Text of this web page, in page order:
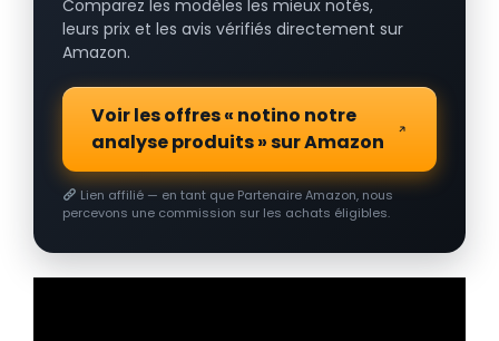
Comparez les modèles les mieux notés,
leurs prix et les avis vérifiés directement sur
Amazon.
Voir les offres « notino notre
analyse produits » sur Amazon
Lien affilié — en tant que Partenaire Amazon, nous
percevons une commission sur les achats éligibles.